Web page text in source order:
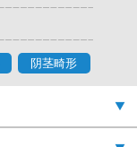
阴茎畸形